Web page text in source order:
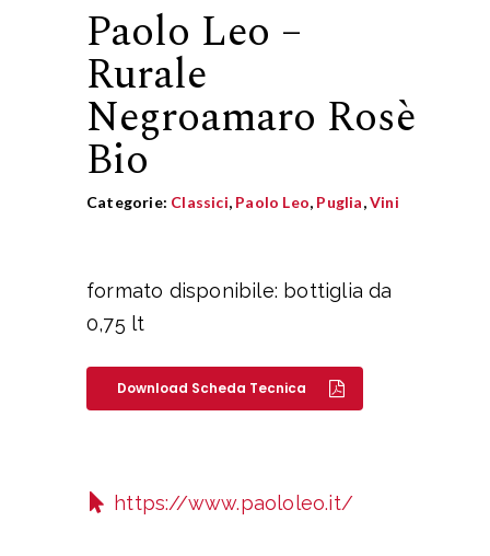
Paolo Leo –
Rurale
Negroamaro Rosè
Bio
Categorie: Classici, Paolo Leo, Puglia,Vini
formato disponibile: bottiglia da
0,75 lt
Download Scheda Tecnica
https://www.paololeo.it/